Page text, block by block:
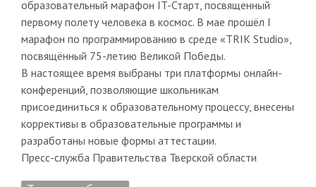
образовательный марафон IT-Старт, посвященный
первому полету человека в космос. В мае прошёл I
марафон по программированию в среде «TRIK Studio»,
посвящённый 75-летию Великой Победы.
В настоящее время выбраны три платформы онлайн-
конференций, позволяющие школьникам
присоединиться к образовательному процессу, внесены
коррективы в образовательные программы и
разработаны новые формы аттестации.
Пресс-служба Правительства Тверской области